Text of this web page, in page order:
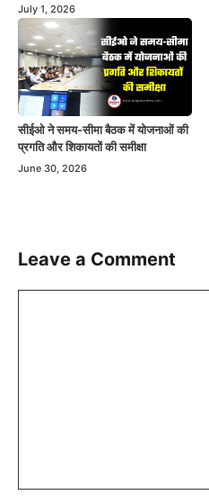
July 1, 2026
सीईओ ने समय-सीमा बैठक में योजनाओं की
प्रगति और शिकायतों की समीक्षा
June 30, 2026
Leave a Comment